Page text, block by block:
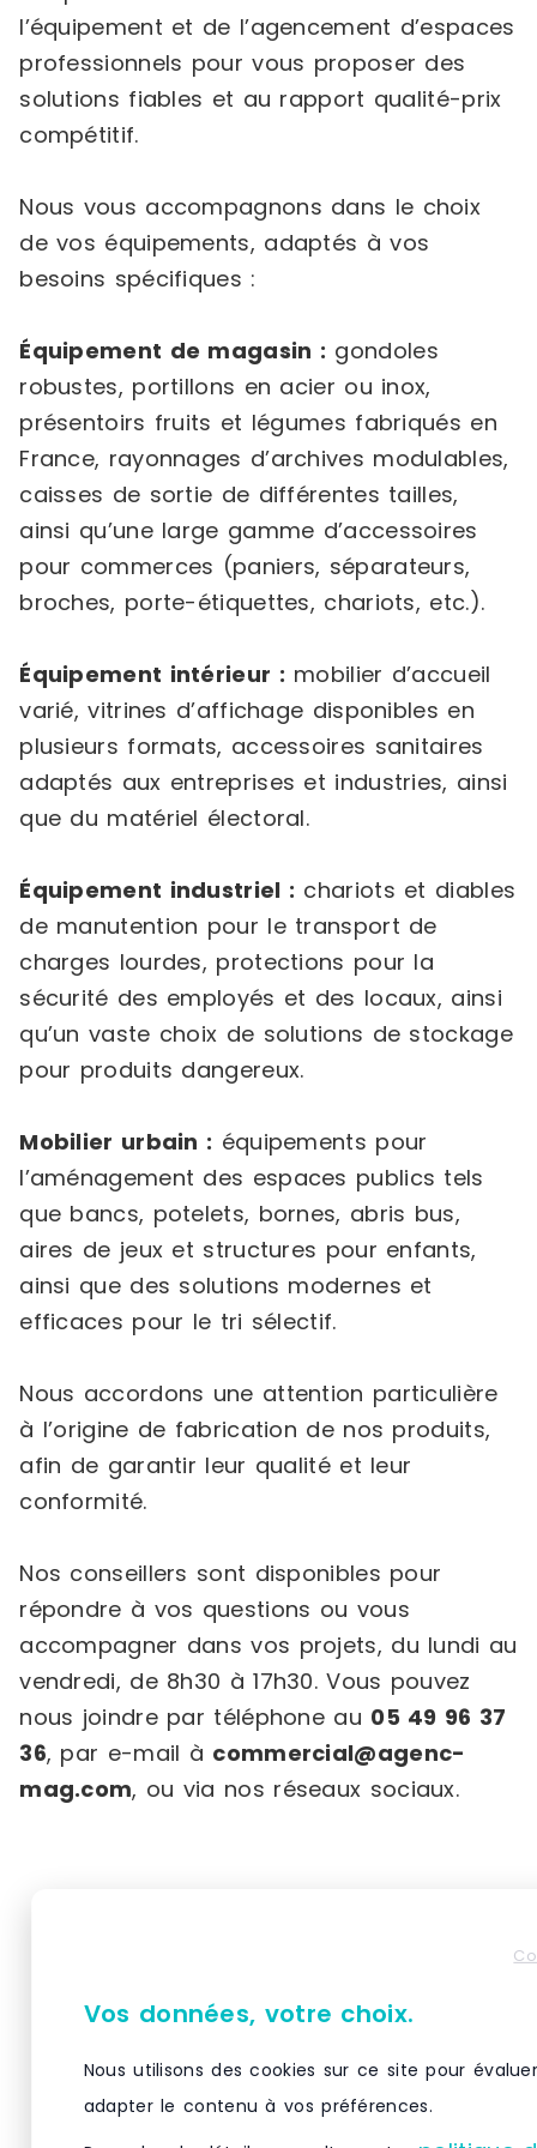
l’équipement et de l’agencement d’espaces
professionnels pour vous proposer des
solutions fiables et au rapport qualité-prix
compétitif.
Nous vous accompagnons dans le choix
de vos équipements, adaptés à vos
besoins spécifiques :
Équipement de magasin : gondoles
robustes, portillons en acier ou inox,
présentoirs fruits et légumes fabriqués en
France, rayonnages d’archives modulables,
caisses de sortie de différentes tailles,
ainsi qu’une large gamme d’accessoires
pour commerces (paniers, séparateurs,
broches, porte-étiquettes, chariots, etc.).
Équipement intérieur : mobilier d’accueil
varié, vitrines d’affichage disponibles en
plusieurs formats, accessoires sanitaires
adaptés aux entreprises et industries, ainsi
que du matériel électoral.
Équipement industriel : chariots et diables
de manutention pour le transport de
charges lourdes, protections pour la
sécurité des employés et des locaux, ainsi
qu’un vaste choix de solutions de stockage
pour produits dangereux.
Mobilier urbain : équipements pour
l’aménagement des espaces publics tels
que bancs, potelets, bornes, abris bus,
aires de jeux et structures pour enfants,
ainsi que des solutions modernes et
efficaces pour le tri sélectif.
Nous accordons une attention particulière
à l’origine de fabrication de nos produits,
afin de garantir leur qualité et leur
conformité.
Nos conseillers sont disponibles pour
répondre à vos questions ou vous
accompagner dans vos projets, du lundi au
vendredi, de 8h30 à 17h30. Vous pouvez
nous joindre par téléphone au 05 49 96 37
36, par e-mail à commercial@agenc-
mag.com, ou via nos réseaux sociaux.
Vos données, votre choix.
Nous utilisons des cookies sur ce site pour
adapter le contenu à vos préférences.